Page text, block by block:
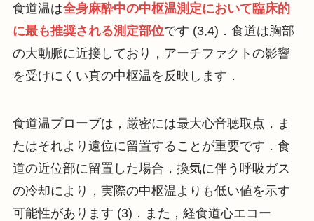
食道温は全身麻酔中の中枢温測定において臨床的
に最も推奨される測定部位です (3,4)．食道は胸部
の大動脈に近接しており，アーチファクトの影響
を受けにくい真の中枢温を反映します．
食道温プローブは，厳密には最大心音聴取点，ま
たはそれより遠位に留置することが重要です．食
道の近位部に留置した場合，換気に伴う呼吸ガス
の冷却により，実際の中枢温よりも低い値を示す
可能性があります (3)．また，経食道心エコー